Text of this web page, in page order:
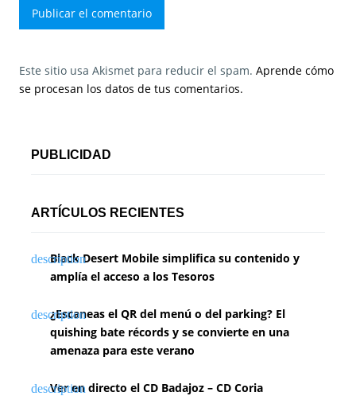
Este sitio usa Akismet para reducir el spam. Aprende cómo
se procesan los datos de tus comentarios.
PUBLICIDAD
ARTÍCULOS RECIENTES
Black Desert Mobile simplifica su contenido y
amplía el acceso a los Tesoros
¿Escaneas el QR del menú o del parking? El
quishing bate récords y se convierte en una
amenaza para este verano
Ver en directo el CD Badajoz – CD Coria